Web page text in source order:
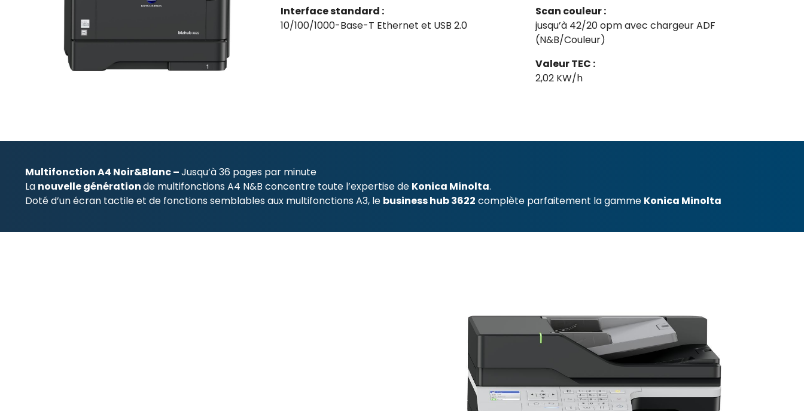
Interface standard :
10/100/1000-Base-T Ethernet et USB 2.0
Scan couleur :
jusqu’à 42/20 opm avec chargeur ADF
(N&B/Couleur)
Valeur TEC :
2,02 KW/h
Multifonction A4 Noir&Blanc –Jusqu’à 36 pages par minute
La nouvelle générationde multifonctions A4 N&B concentre toute l’expertise de Konica Minolta.
Doté d’un écran tactile et de fonctions semblables aux multifonctions A3, le business hub 3622 complète parfaitement la gamme Konica Minolta